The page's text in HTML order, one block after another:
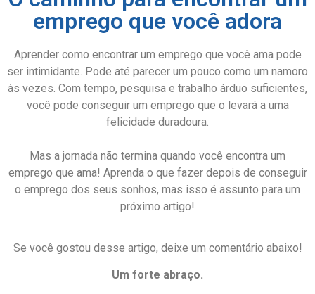
emprego que você adora
Aprender como encontrar um emprego que você ama pode
ser intimidante. Pode até parecer um pouco como um namoro
às vezes. Com tempo, pesquisa e trabalho árduo suficientes,
você pode conseguir um emprego que o levará a uma
felicidade duradoura.
Mas a jornada não termina quando você encontra um
emprego que ama! Aprenda o que fazer depois de conseguir
o emprego dos seus sonhos, mas isso é assunto para um
próximo artigo!
Se você gostou desse artigo, deixe um comentário abaixo!
Um forte abraço.